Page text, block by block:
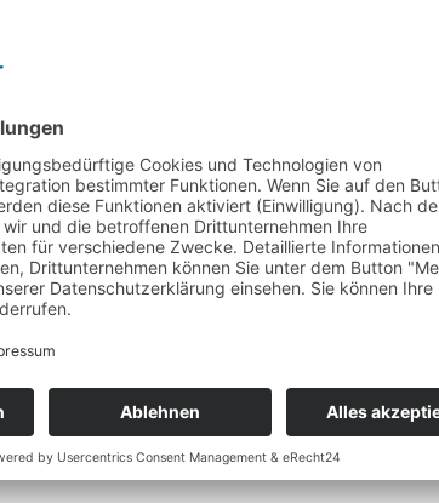
Bewirb dich noch heute.
der sich darauf spezialisiert hat,